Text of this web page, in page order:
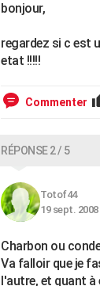
bonjour,
regardez si c est
etat !!!!!
Commenter
RÉPONSE 2 / 5
Totof44
19 sept. 2008
Charbon ou
Va falloir que je
l'autre, et quant à